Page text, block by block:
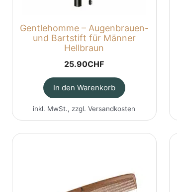
Gentlehomme – Augenbrauen-
und Bartstift für Männer
Hellbraun
25.90CHF
In den Warenkorb
inkl. MwSt., zzgl.Versandkosten